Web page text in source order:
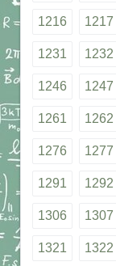
1216 1217
1231 1232
1246 1247
1261 1262
1276 1277
1291 1292
1306 1307
1321 1322